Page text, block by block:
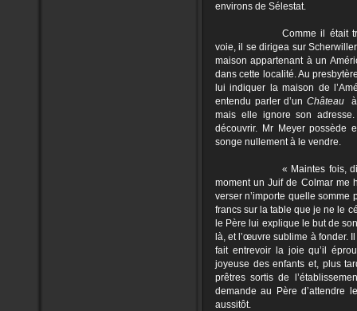
environs de Sélestat.
Comme il était
voie, il se dirigea sur
maison appartenant à un
dans cette localité. Au
lui indiquer la maison de
entendu parler d’un Châteauà
mais elle ignore son
découvrir. Mr Meyer possède
songe nullement à le vendre.
« Maintes fois,
moment un Juif de Colmar me
verser n’importe quelle somme
francs sur la table que je ne le
le Père lui explique le but de
là, et l’œuvre sublime à fonder.
fait entrevoir la joie qu’il
joyeuse des enfants et, plus
prêtres sortis de
demande au Père d’attendre
aussitôt.